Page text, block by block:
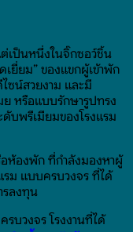
ต่เป็นหนึ่งในจิ๊กซอว์ชิ้น
ยี่ยม” ของแขกผู้เข้าพัก
ซน์สวยงาม และมี
หรือแบบรักษารูปทรง
บพรีเมียมของโรงแรม
ห้องพัก ที่กำลังมองหาผู้
รม แบบครบวงจร ที่ได้
รลงทุน
รบวงจร โรงงานที่ได้